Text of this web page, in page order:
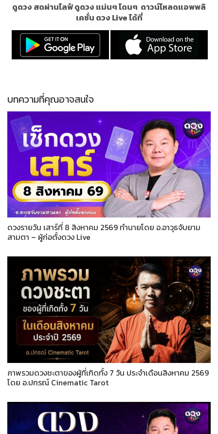
ดูดวง สดผ่านไลฟ์ ดูดวง แม่นๆ โดนๆ ดาวน์โหลดแอพพลิ
เคชั่น ดวง Live ได้ที่
บทความที่คุณอาจสนใจ
ดวงรายวัน เสาร์ที่ 8 สิงหาคม 2569 ทำนายโดย อ.อาวุธจับยาม
สามตา – ผู้ก่อตั้งดวง Live
ภาพรวมดวงชะตาของผู้ที่เกิดทั้ง 7 วัน ประจำเดือนสิงหาคม 2569
โดย อ.ปกรณ์ Cinematic Tarot